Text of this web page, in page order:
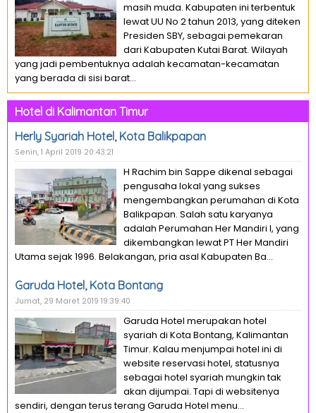
masih muda. Kabupaten ini terbentuk
lewat UU No 2 tahun 2013, yang diteken
Presiden SBY, sebagai pemekaran
dari Kabupaten Kutai Barat. Wilayah
yang jadi pembentuknya adalah kecamatan-kecamatan
yang berada di sisi barat...
Hotel di Kalimantan Timur
Herly Syariah Hotel, Kota Balikpapan
Senin, 1 April 2019 20:43:21
H Rachim bin Sappe dikenal sebagai
pengusaha lokal yang sukses
mengembangkan perumahan di Kota
Balikpapan. Salah satu karyanya
adalah Perumahan Her Mandiri I, yang
dikembangkan lewat PT Her Mandiri
Utama sejak 1996. Belakangan, pria asal Kabupaten Ba...
Garuda Hotel, Kota Bontang
Jumat, 29 Maret 2019 19:39:40
Garuda Hotel merupakan hotel
syariah di Kota Bontang, Kalimantan
Timur. Kalau menjumpai hotel ini di
website reservasi hotel, statusnya
sebagai hotel syariah mungkin tak
akan dijumpai. Tapi di websitenya
sendiri, dengan terus terang Garuda Hotel menu...